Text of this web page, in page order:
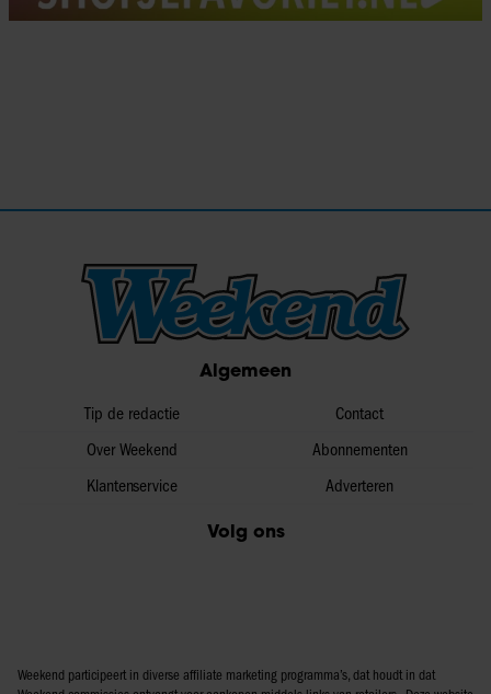
Algemeen
Tip de redactie
Over Weekend
Klantenservice
Contact
Abonnementen
Adverteren
Volg ons
Weekend participeert in diverse affiliate marketing programma’s, dat houdt in dat